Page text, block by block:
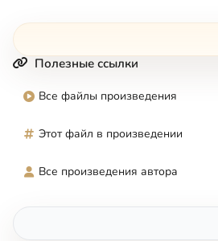
Полезные ссылки
Все файлы произведения
Этот файл в произведении
Все произведения автора